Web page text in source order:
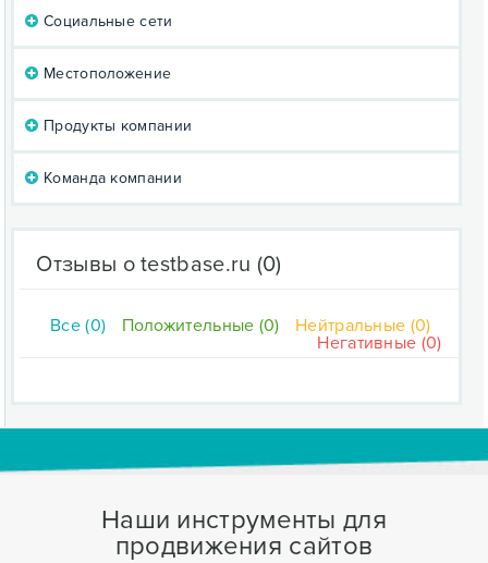
Социальные сети
Местоположение
Продукты компании
Команда компании
Отзывы о testbase.ru (0)
Все (0) Положительные (0)
Нейтральные (0)
Негативные (0)
Наши инструменты для
продвижения сайтов